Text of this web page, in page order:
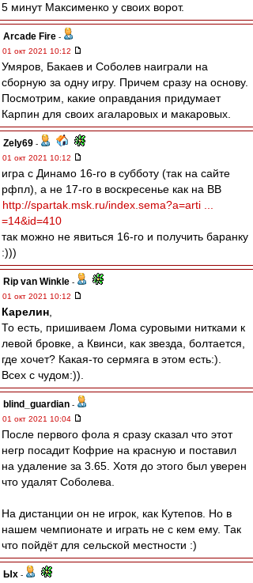
5 минут Максименко у своих ворот.
Arcade Fire -
01 окт 2021 10:12
Умяров, Бакаев и Соболев наиграли на
сборную за одну игру. Причем сразу на основу.
Посмотрим, какие оправдания придумает
Карпин для своих агаларовых и макаровых.
Zely69 -
01 окт 2021 10:12
игра с Динамо 16-го в субботу (так на сайте
рфпл), а не 17-го в воскресенье как на ВВ
http://spartak.msk.ru/index.sema?a=arti ...
=14&id=410
так можно не явиться 16-го и получить баранку
:)))
Rip van Winkle -
01 окт 2021 10:12
Карелин
То есть, пришиваем Лома суровыми нитками к
левой бровке, а Квинси, как звезда, болтается,
где хочет? Какая-то сермяга в этом есть:).
Всех с чудом:)).
blind_guardian -
01 окт 2021 10:04
После первого фола я сразу сказал что этот
негр посадит Кофрие на красную и поставил
на удаление за 3.65. Хотя до этого был уверен
что удалят Соболева.
На дистанции он не игрок, как Кутепов. Но в
нашем чемпионате и играть не с кем ему. Так
что пойдёт для сельской местности :)
Ых -